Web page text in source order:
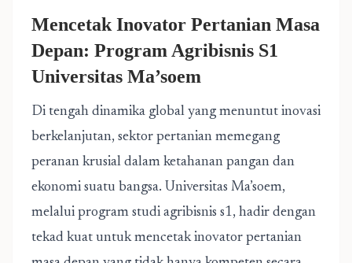
Mencetak Inovator Pertanian Masa
Depan: Program Agribisnis S1
Universitas Ma’soem
Di tengah dinamika global yang menuntut inovasi
berkelanjutan, sektor pertanian memegang
peranan krusial dalam ketahanan pangan dan
ekonomi suatu bangsa. Universitas Ma’soem,
melalui program studi agribisnis s1, hadir dengan
tekad kuat untuk mencetak inovator pertanian